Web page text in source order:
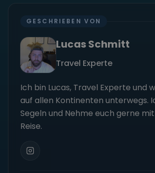
Zum Autorenprofil→
Entdecke ähnliche Törns
Finde deinen perfekten Segeltörn